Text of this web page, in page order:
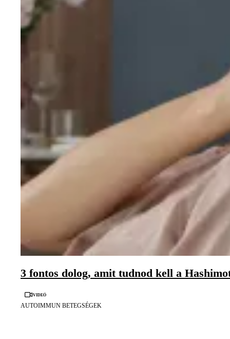
3 fontos dolog, amit tudnod kell a
Videó
AUTOIMMUN BETEGSÉGEK